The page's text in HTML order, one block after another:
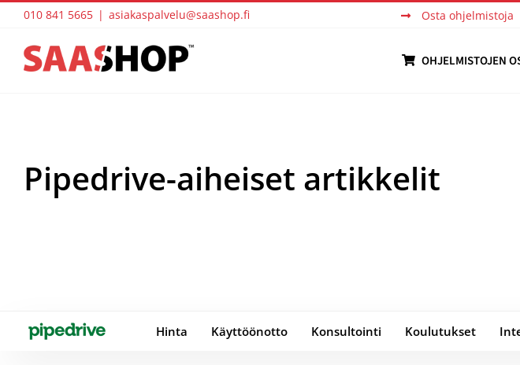
Skip
content
010 841 5665 | asiakaspalvelu@saashop.fi Osta ohjelmistoja
OHJELMISTOJEN
Pipedrive-aiheiset artikkelit
Hinta Käyttöönotto Konsultointi Koulutukset